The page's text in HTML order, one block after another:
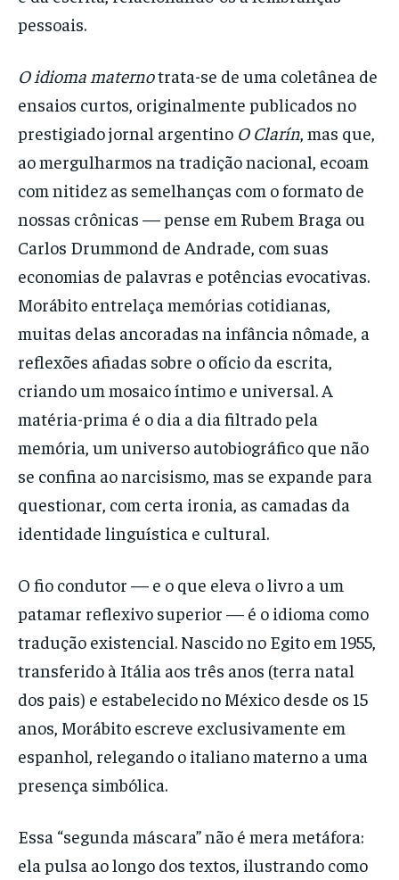
pessoais.
O idioma maternotrata-se de uma coletânea de
ensaios curtos, originalmente publicados no
prestigiado jornal argentino O Clarín , mas que,
ao mergulharmos na tradição nacional, ecoam
com nitidez as semelhanças com o formato de
nossas crônicas — pense em Rubem Braga ou
Carlos Drummond de Andrade, com suas
economias de palavras e potências evocativas.
Morábito entrelaça memórias cotidianas,
muitas delas ancoradas na infância nômade, a
reflexões afiadas sobre o ofício da escrita,
criando um mosaico íntimo e universal. A
matéria-prima é o dia a dia filtrado pela
memória, um universo autobiográfico que não
se confina ao narcisismo, mas se expande para
questionar, com certa ironia, as camadas da
identidade linguística e cultural.
O fio condutor — e o que eleva o livro a um
patamar reflexivo superior — é o idioma como
tradução existencial. Nascido no Egito em 1955,
transferido à Itália aos três anos (terra natal
dos pais) e estabelecido no México desde os 15
anos, Morábito escreve exclusivamente em
espanhol, relegando o italiano materno a uma
presença simbólica.
Essa “segunda máscara” não é mera metáfora:
ela pulsa ao longo dos textos, ilustrando como